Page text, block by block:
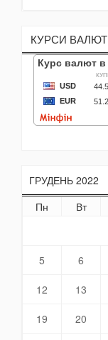
КУРСИ ВАЛЮТ
ГРУДЕНЬ 2022
Пн
Вт
5 6
12 13
19 20